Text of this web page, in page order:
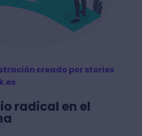
creado por stories
radical en el